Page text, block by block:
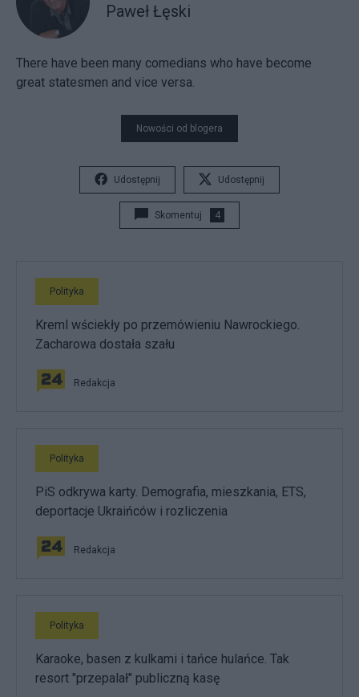
Paweł Łęski
There have been many comedians who have become
great statesmen and vice versa.
Nowości od blogera
Udostępnij Udostępnij
Skomentuj 4
Polityka
Kreml wściekły po przemówieniu Nawrockiego.
Zacharowa dostała szału
Redakcja
Polityka
PiS odkrywa karty. Demografia, mieszkania, ETS,
deportacje Ukraińców i rozliczenia
Redakcja
Polityka
Karaoke, basen z kulkami i tańce hulańce. Tak
resort "przepalał" publiczną kasę